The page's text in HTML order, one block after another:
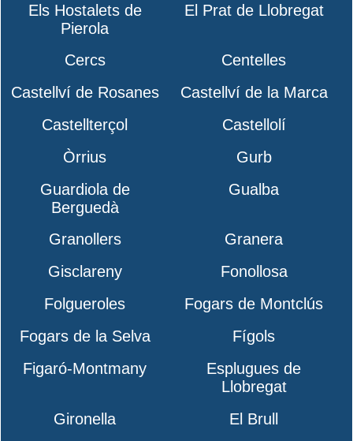
Els Hostalets de
Pierola
El Prat de Llobregat
Cercs
Centelles
Castellví de Rosanes
Castellví de la Marca
Castellterçol
Castellolí
Òrrius
Gurb
Guardiola de
Berguedà
Gualba
Granollers
Granera
Gisclareny
Fonollosa
Folgueroles
Fogars de Montclús
Fogars de la Selva
Fígols
Figaró-Montmany
Esplugues de
Llobregat
Gironella
El Brull